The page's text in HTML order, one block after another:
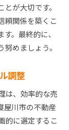
が大切です。
頼関係を築くこ
。最終的に、
めましょう。
調整
は、効率的な売
屋川市の不動産
的に選定するこ